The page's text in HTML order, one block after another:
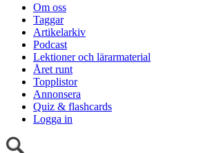
Om oss
Taggar
Artikelarkiv
Podcast
Lektioner och lärarmaterial
Året runt
Topplistor
Annonsera
Quiz & flashcards
Logga in